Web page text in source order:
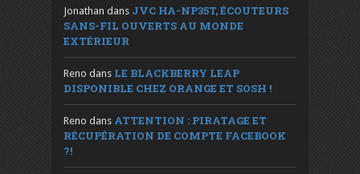
Jonathan dans JVC HA-NP35T, ÉCOUTEURS
SANS-FIL OUVERTS AU MONDE
EXTÉRIEUR
Reno dans LE BLACKBERRY LEAP
DISPONIBLE CHEZ ORANGE ET SOSH !
Reno dans ATTENTION : PIRATAGE ET
RÉCUPÉRATION DE COMPTE FACEBOOK
?!